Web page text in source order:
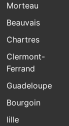
Morteau
Beauvais
Chartres
Clermont-
Ferrand
Guadeloupe
Bourgoin
lille